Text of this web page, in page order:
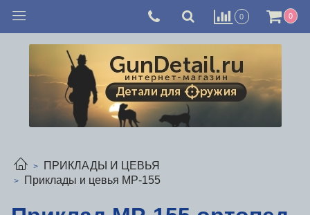
0 0
ПРИКЛАДЫ И ЦЕВЬЯ
Приклады и цевья МР-155